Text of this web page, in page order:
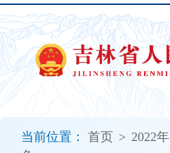
当前位置： 首页 > 2022年
开
无
障
碍
说
明